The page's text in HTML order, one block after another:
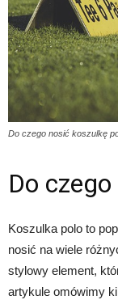
Do czego nosić koszulkę
Do
Koszulka polo to
nosić na wiele
stylowy element,
artykule omówimy